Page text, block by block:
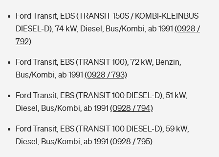
Ford Transit, EDS (TRANSIT 150S / KOMBI-KLEINBUS
DIESEL-D), 74 kW, Diesel, Bus/Kombi, ab 1991 (0928 /
792)
Ford Transit, EBS (TRANSIT 100), 72 kW, Benzin,
Bus/Kombi, ab 1991 (0928 / 793)
Ford Transit, EBS (TRANSIT 100 DIESEL-D), 51 kW,
Diesel, Bus/Kombi, ab 1991 (0928 / 794)
Ford Transit, EBS (TRANSIT 100 DIESEL-D), 59 kW,
Diesel, Bus/Kombi, ab 1991 (0928 / 795)